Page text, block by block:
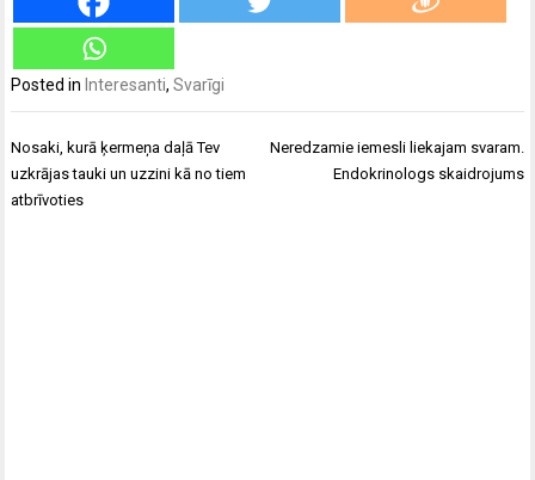
Posted in Interesanti,Svarīgi
Ziņu
izvēlne
Nosaki, kurā ķermeņa daļā Tev
uzkrājas tauki un uzzini kā no tiem
atbrīvoties
Neredzamie iemesli liekajam svaram.
Endokrinologs skaidrojums